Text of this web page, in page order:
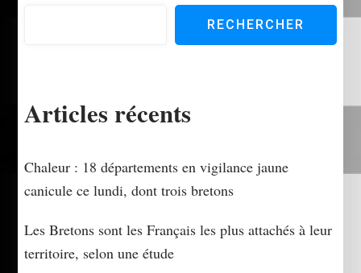
RECHERCHER
Articles récents
Chaleur : 18 départements en vigilance jaune
canicule ce lundi, dont trois bretons
Les Bretons sont les Français les plus attachés à leur
territoire, selon une étude